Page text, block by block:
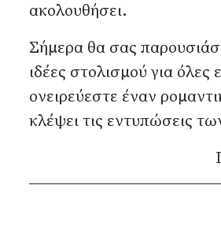
ακολουθήσει.
Σήμερα θα σας
ιδέες στολισμού για όλες
ονειρεύεστε έναν
κλέψει τις εντυπώσεις